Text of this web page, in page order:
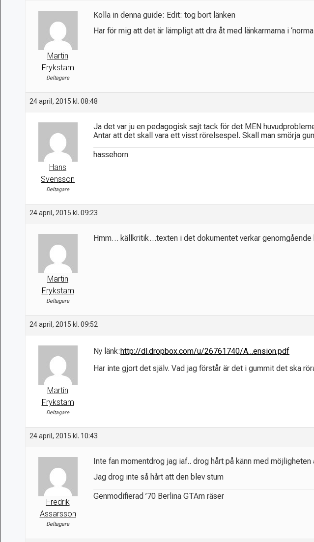
Martin
Frykstam
Deltagare
Kolla in denna guide: Edit: tog bort länken
Har för mig att det är lämpligt att dra åt med länkarmarna i
24 april, 2015 kl. 08:48
Hans
Svensson
Deltagare
Ja det var ju en pedagogisk sajt tack för det MEN
Antar att det skall vara ett visst rörelsespel. Skall man smörja
hassehorn
24 april, 2015 kl. 09:23
Martin
Frykstam
Deltagare
Hmm… källkritik…texten i det dokumentet verkar
24 april, 2015 kl. 09:52
Martin
Frykstam
Deltagare
Ny länk:http://dl.dropbox.com/u/26761740/A…ension.pdf
Har inte gjort det själv. Vad jag förstår är det i gummit det ska
24 april, 2015 kl. 10:43
Fredrik
Assarsson
Deltagare
Inte fan momentdrog jag iaf.. drog hårt på känn med
Jag drog inte så hårt att den blev stum
Genmodifierad ’70 Berlina GTAm räser